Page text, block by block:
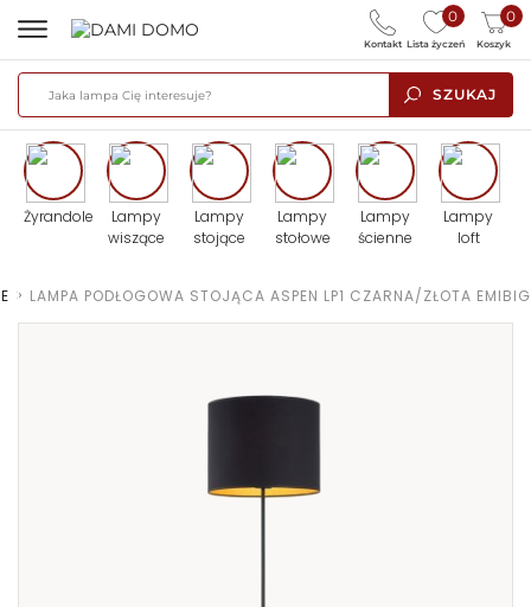
SZUKAJ
0
Lista życzeń
0
Koszyk
Kontakt
Żyrandole
Lampy
wiszące
Lampy
stojące
Lampy
stołowe
Lampy
ścienne
Lampy
loft
> LAMPA PODŁOGOWA STOJĄCA ASPEN LP1 CZARNA/ZŁOTA EMIBIG